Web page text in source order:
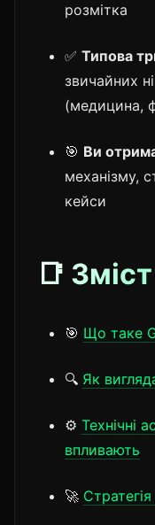
розмітка
✅ Типова
звичайних
(медицина,
🎯 Ви
механізму,
кейси
📑
🎯 Що таке
🔍 Як
⚙️ Технічні
впливають
🚀